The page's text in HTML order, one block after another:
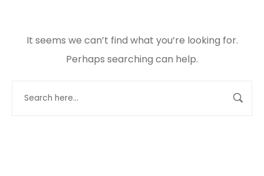
It seems we can’t find what you’re looking for.
Perhaps searching can help.